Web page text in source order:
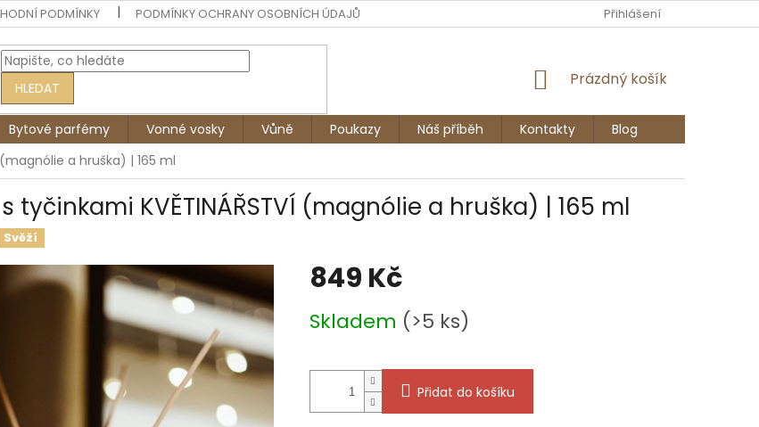
PODMÍNKY PODMÍNKY OCHRANY OSOBNÍCH ÚDAJŮ Přihlášení
HLEDAT
NÁKUPNÍ
Prázdný košík
Bytové parfémy Vonné vosky Vůně Poukazy Náš příběh Kontakty
Blog
a hruška) | 165 ml
tyčinkami KVĚTINÁŘSTVÍ (magnólie a hruška) | 165 ml
Svěží
849 Kč
cena:
Skladem (>5 ks)
Přidat do košíku